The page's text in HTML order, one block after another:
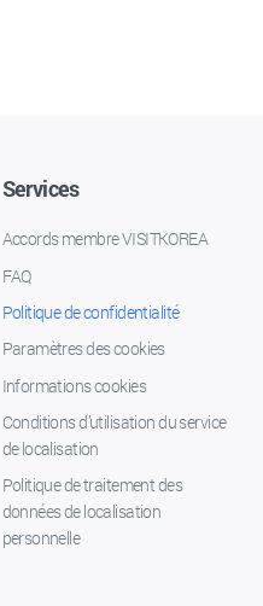
Services
Accords membre VISITKOREA
FAQ
Politique de confidentialité
Paramètres des cookies
Informations cookies
Conditions d’utilisation du service
de localisation
Politique de traitement des
données de localisation
personnelle